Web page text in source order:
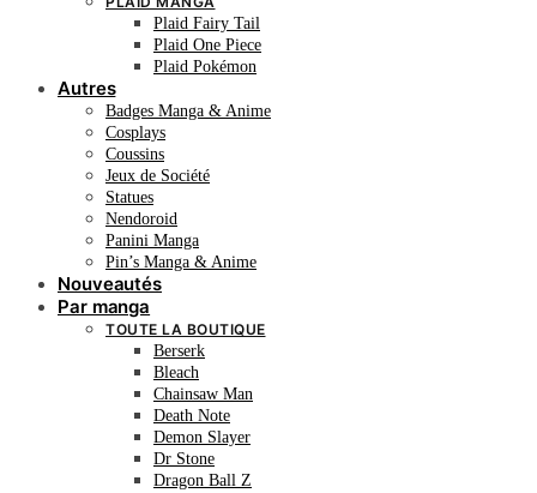
Plaid Fairy Tail
Plaid One Piece
Plaid Pokémon
Autres
Badges Manga & Anime
Cosplays
Coussins
Jeux de Société
Statues
Nendoroid
Panini Manga
Pin’s Manga & Anime
Nouveautés
Par manga
TOUTE LA BOUTIQUE
Berserk
Bleach
Chainsaw Man
Death Note
Demon Slayer
Dr Stone
Dragon Ball Z